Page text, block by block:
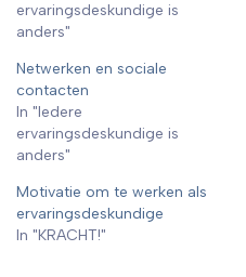
ervaringsdeskundige is
anders"
Netwerken en sociale
contacten
In "Iedere
ervaringsdeskundige is
anders"
Motivatie om te werken als
ervaringsdeskundige
In "KRACHT!"